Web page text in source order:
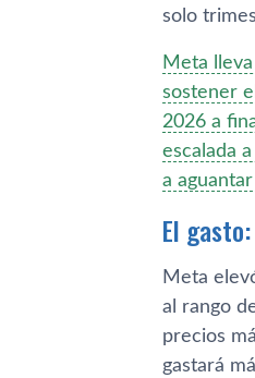
solo
Meta
sostener
2026 a
escalada
a
El
Meta
al rango
precios
gastará